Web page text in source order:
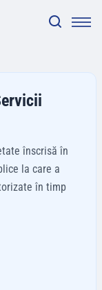
înscrisă în
la care a
în timp